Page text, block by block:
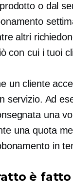
o dal
altri
con cui i tuoi
un cliente
servizio. Ad
una
una quota
in
è fatto